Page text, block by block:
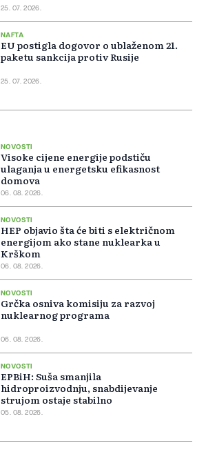
25. 07. 2026.
NAFTA
EU postigla dogovor o ublaženom 21.
paketu sankcija protiv Rusije
25. 07. 2026.
NOVOSTI
Visoke cijene energije podstiču
ulaganja u energetsku efikasnost
domova
06. 08. 2026.
NOVOSTI
HEP objavio šta će biti s električnom
energijom ako stane nuklearka u
Krškom
06. 08. 2026.
NOVOSTI
Grčka osniva komisiju za razvoj
nuklearnog programa
06. 08. 2026.
NOVOSTI
EPBiH: Suša smanjila
hidroproizvodnju, snabdijevanje
strujom ostaje stabilno
05. 08. 2026.